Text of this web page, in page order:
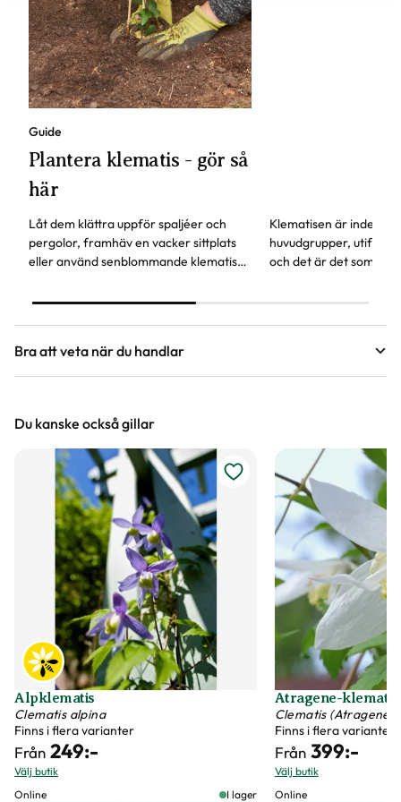
Guide
Plantera klematis - gör så
här
Låt dem klättra uppför spaljéer och
pergolor, framhäv en vacker sittplats
eller använd senblommande klematis
andra blomning.
Klematisen är
huvudgrupper, utifrån
och det är det som
Bra att veta när du handlar
Vi försöker alltid ange växternas ungefärliga
mått, men då växter är levande och alla växter
är unika så kan måtten och din växts utseende
variera något från informationen och fotona på
hemsidan.
Växter är levande varor
Det är naturligt att växter får nya blad och
därmed också tappar blad. Om din växt har
några gula eller bruna bland, så innebär det inte
att växten är döende eller av dålig kvalitet. Vi
rekommenderar att du försiktigt plockar bort
dessa blad vid ankomst.
Du kanske också gillar
Alpklematis
Clematis alpina
Finns i flera varianter
Från 249:-
Välj butik
Online
I lager
Atragene-
Clematis (Atragene-
Finns i flera varianter
Från 399:-
Välj butik
Online